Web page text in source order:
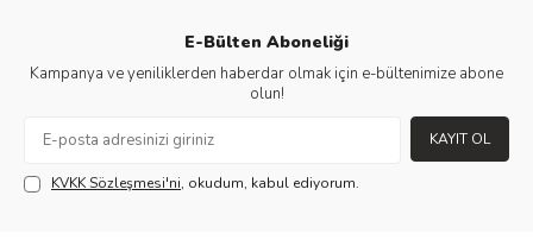
E-Bülten Aboneliği
Kampanya ve yeniliklerden haberdar olmak için e-bültenimize abone
olun!
KAYIT OL
KVKK Sözleşmesi'ni, okudum, kabul ediyorum.